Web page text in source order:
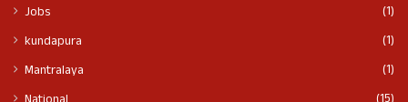
Jobs
(1)
kundapura
(1)
Mantralaya
(1)